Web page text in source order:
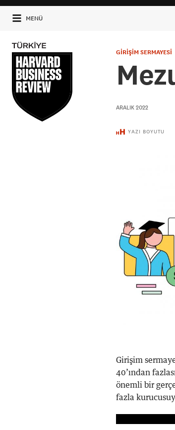
MENÜ
GİRİŞİM SERMAYESİ
ARALIK 2022
YAZI BOYUTU
​Girişim
40’ından
önemli bir
fazla